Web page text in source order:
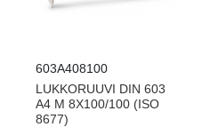
603A408100
LUKKORUUVI DIN 603
A4 M 8X100/100 (ISO
8677)